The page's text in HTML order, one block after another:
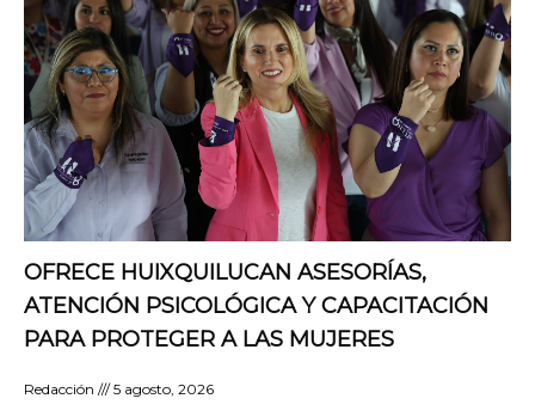
OFRECE HUIXQUILUCAN ASESORÍAS,
ATENCIÓN PSICOLÓGICA Y CAPACITACIÓN
PARA PROTEGER A LAS MUJERES
Redacción 5 agosto, 2026